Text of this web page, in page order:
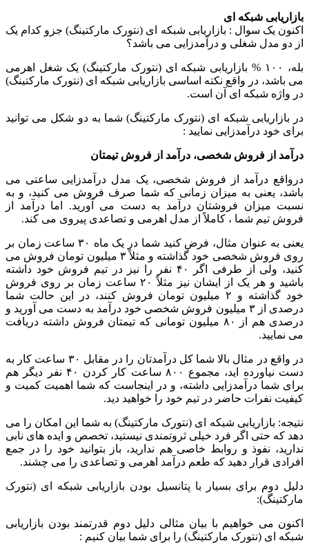
بازاریابی شبکه ای
اکنون یک سوال : بازاریابی شبکه ای (نتورک مارکتینگ) جزو کدام یک
از دو مدل شغلی و درآمدزایی می باشد؟
بله، ۱۰۰ % بازاریابی شبکه ای (نتورک مارکتینگ) یک شغل اهرمی
می باشد، در واقع نکته اساسی بازاریابی شبکه ای (نتورک مارکتینگ)
در واژه شبکه ای آن است.
در بازاریابی شبکه ای (نتورک مارکتینگ) شما به دو شکل می توانید
برای خود درآمدزایی نمایید :
درآمد از فروش شخصی، درآمد از فروش تیمتان
درواقع درآمد از فروش شخصی، یک مدل درآمدزایی ساعتی می
باشد، یعنی به میزان زمانی که شما صرف فروش می کنید، و به
نسبت میزان فروشتان درآمد به دست می آورید. اما درآمد از
فروش تیم شما ، کاملاً از مدل اهرمی و تصاعدی پیروی می کند.
یعنی به عنوان مثال، فرض کنید شما در یک ماه ۳۰ ساعت زمان بر
روی فروش شخصی خود گذاشته و مثلاً ۳ میلیون تومان فروش می
کنید، ولی از طرفی اگر ۴۰ نفر را نیز در تیم فروش خود داشته
باشید و هر یک از ایشان نیز مثلاً ۲۰ ساعت زمان بر روی فروش
خود گذاشته و ۲ میلیون تومان فروش کنند، در این حالت شما
درصدی از ۳ میلیون فروش شخصی خود درآمد به دست می آورید و
درصدی هم از ۸۰ میلیون تومانی که تیمتان فروش داشته دریافت
می نمایید.
در واقع در مثال بالا شما کل درآمدتان را در مقابل ۳۰ ساعت کار به
دست نیاورده اید، مجموع ۸۰۰ ساعت کار کردن ۴۰ نفر دیگر هم
برای شما درآمدزایی داشته، و در اینجاست که شما اهمیت کمیت و
کیفیت نفرات حاضر در تیم خود را خواهید دید.
نتیجه: بازاریابی شبکه ای (نتورک مارکتینگ) به شما این امکان را می
دهد که حتی اگر فرد خیلی ثروتمندی نیستید، تخصص و ایده های نابی
ندارید، نفوذ و روابط خاصی هم ندارید، باز بتوانید خود را در جمع
افرادی قرار دهید که طعم درآمد اهرمی و تصاعدی را می چشند.
دلیل دوم برای بسیار با پتانسیل بودن بازاریابی شبکه ای (نتورک
مارکتینگ):
اکنون می خواهیم با بیان مثالی دلیل دوم قدرتمند بودن بازاریابی
شبکه ای (نتورک مارکتینگ) را برای شما بیان کنیم :